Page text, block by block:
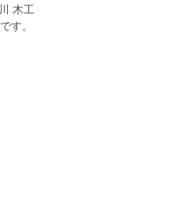
木工
す。